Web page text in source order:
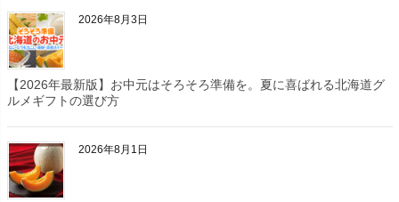
2026年8月3日
【2026年最新版】お中元はそろそろ準備を。夏に喜ばれる北海道グ
ルメギフトの選び方
2026年8月1日